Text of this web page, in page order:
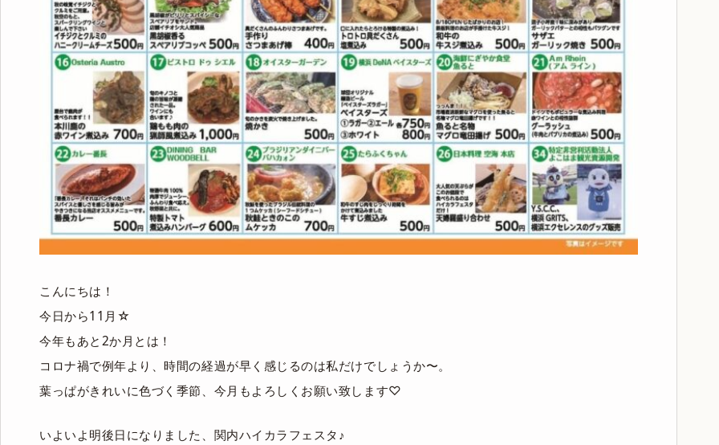
こんにちは！
今日から11月☆
今年もあと2か月とは！
コロナ禍で例年より、時間の経過が早く感じるのは私だけでしょうか〜。
葉っぱがきれいに色づく季節、今月もよろしくお願い致します♡
いよいよ明後日になりました、関内ハイカラフェスタ♪